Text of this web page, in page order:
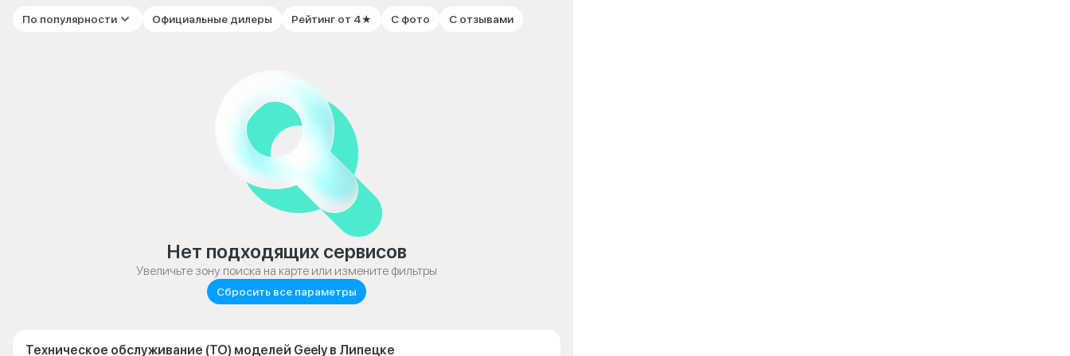
По популярности Официальные дилеры Рейтинг от 4★ С фото С отзывами
Нет подходящих сервисов
Увеличьте зону поиска на карте или измените фильтры
Сбросить все параметры
Техническое обслуживание (ТО) моделей Geely в Липецке